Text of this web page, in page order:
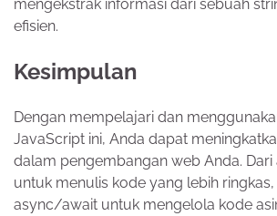
mengekstrak informasi dari sebuah
efisien.
Kesimpulan
Dengan mempelajari dan
JavaScript ini, Anda dapat
dalam pengembangan web Anda.
untuk menulis kode yang lebih
async/await untuk mengelola kode